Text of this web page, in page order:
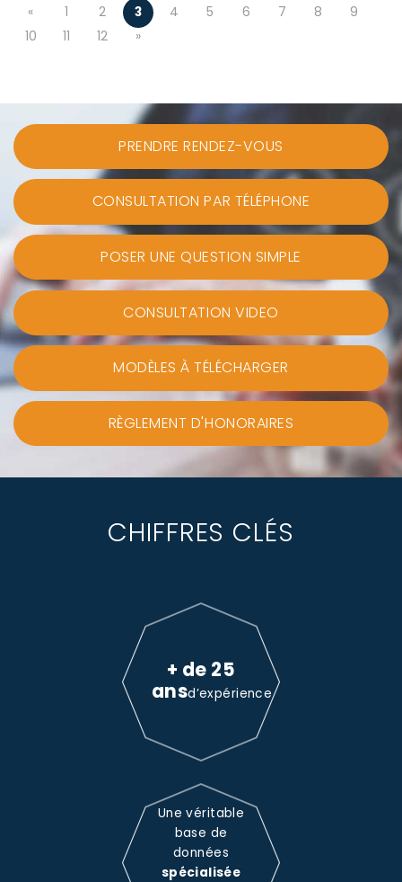
« 1 2 3 4 5 6 7 8
9
10
11 12 »
PRENDRE RENDEZ-VOUS
CONSULTATION PAR TÉLÉPHONE
POSER UNE QUESTION SIMPLE
CONSULTATION VIDEO
MODÈLES À TÉLÉCHARGER
RÈGLEMENT D'HONORAIRES
CHIFFRES CLÉS
+ de 25
ansd’expérience
Une véritable
base de
données
spécialisée